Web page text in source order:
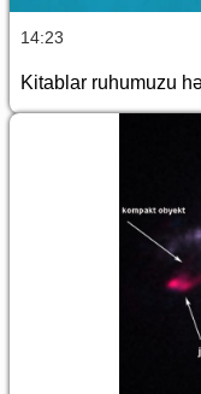
14:23
Kitablar ruhumuzu